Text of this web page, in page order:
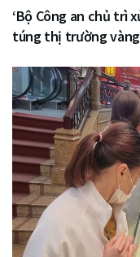
‘Bộ Công an chủ trì
túng thị trường